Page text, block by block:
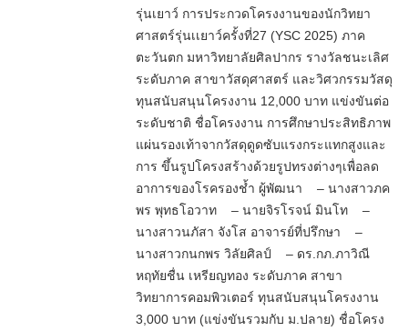
รุ่นเยาว์ การประกวดโครงงานของนักวิทยา
ศาสตร์รุ่นเเยาว์ครั้งที่27 (YSC 2025) ภาค
ตะวันตก มหาวิทยาลัยศิลปากร รางวัลชนะเลิศ
ระดับภาค สาขาวัสดุศาสตร์ และวิศวกรรมวัสดุ
ทุนสนับสนุนโครงงาน 12,000 บาท แข่งขันต่อ
ระดับชาติ ชื่อโครงงาน การศึกษาประสิทธิภาพ
แผ่นรองเท้าจากวัสดุดูดซับแรงกระแทกสูงและ
การ ขึ้นรูปโครงสร้างด้วยรูปทรงต่างๆเพื่อลด
อาการของโรครองช้ำ ผู้พัฒนา – นางสาวภค
พร พุทธโอวาท – นายจิรโรจน์ มินโท –
นางสาวนภัสา จังโส อาจารย์ที่ปรึกษา –
นางสาวกนกพร วิลัยศิลป์ – ดร.กภ.ภาวิณี
หฤทัยชื่น เหรียญทอง ระดับภาค สาขา
วิทยาการคอมพิวเตอร์ ทุนสนับสนุนโครงงาน
3,000 บาท (แข่งขันรวมกับ ม.ปลาย) ชื่อโครง